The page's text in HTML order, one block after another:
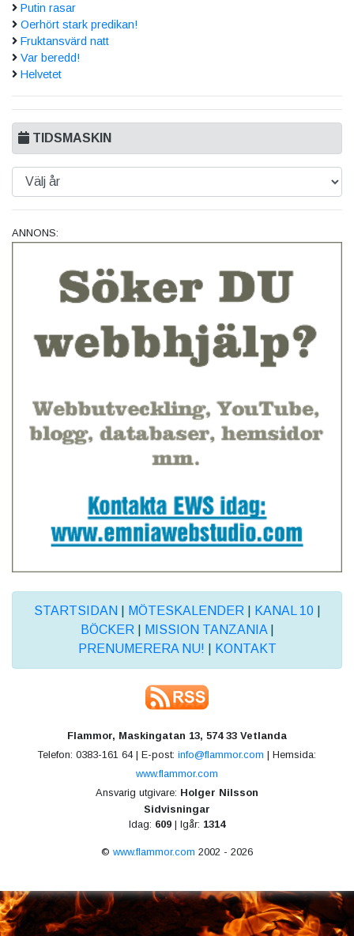
Putin rasar
Oerhört stark predikan!
Fruktansvärd natt
Var beredd!
Helvetet
TIDSMASKIN
ANNONS:
STARTSIDAN MÖTESKALENDER KANAL 10|
BÖCKER
MISSION TANZANIA|
PRENUMERERA NU!
KONTAKT
Flammor, Maskingatan 13, 574 33 Vetlanda
Telefon: 0383-161 64 | E-post: info@flammor.com | Hemsida:
www.flammor.com
Ansvarig utgivare: Holger Nilsson
Sidvisningar
Idag: 609 | Igår: 1314
© www.flammor.com 2002 - 2026